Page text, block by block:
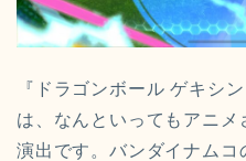
『ドラゴンボール ゲキシ
は、なんといってもアニ
演出です。バンダイナムコ